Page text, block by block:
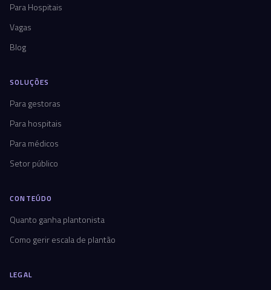
Para Hospitais
Vagas
Blog
SOLUÇÕES
Para gestoras
Para hospitais
Para médicos
Setor público
CONTEÚDO
Quanto ganha plantonista
Como gerir escala de plantão
LEGAL